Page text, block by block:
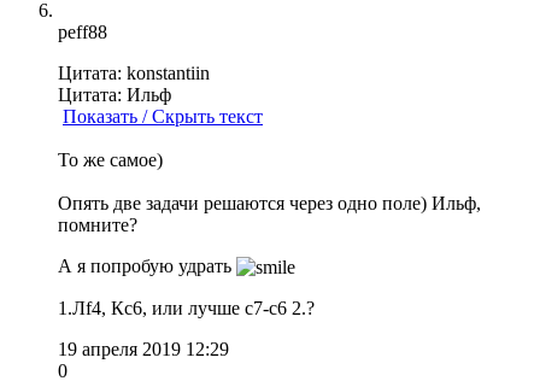
peff88
Цитата: konstantiin
Цитата: Ильф
Показать / Скрыть текст
То же самое)
Опять две задачи решаются через одно поле) Ильф,
помните?
А я попробую удрать
1.Лf4, Кс6, или лучше c7-c6 2.?
19 апреля 2019 12:29
0